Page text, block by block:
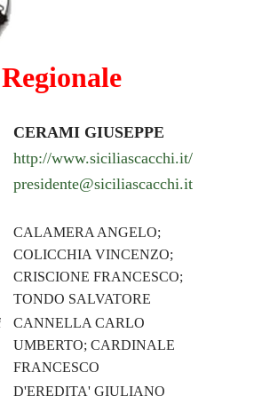
CERAMI GIUSEPPE
http://www.siciliascacchi.it/
presidente@siciliascacchi.it
CALAMERA ANGELO;
COLICCHIA VINCENZO;
CRISCIONE FRANCESCO;
TONDO SALVATORE
CANNELLA CARLO
UMBERTO; CARDINALE
FRANCESCO
D'EREDITA' GIULIANO